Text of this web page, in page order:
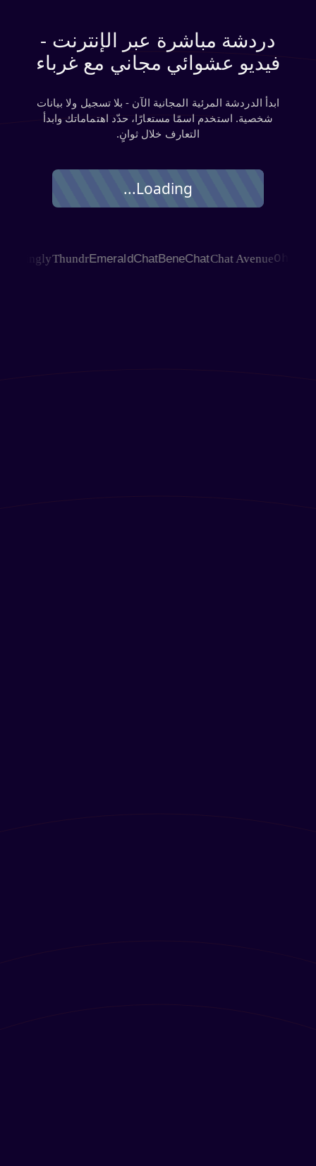
دردشة مباشرة عبر الإنترنت -
فيديو عشوائي مجاني مع غرباء
ابدأ الدردشة المرئية المجانية الآن - بلا تسجيل ولا بيانات
شخصية. استخدم اسمًا مستعارًا، حدّد اهتماماتك وابدأ
التعارف خلال ثوانٍ.
Loading...
Chat Avenue
BeneChat
EmeraldChat
Thundr
Joingly